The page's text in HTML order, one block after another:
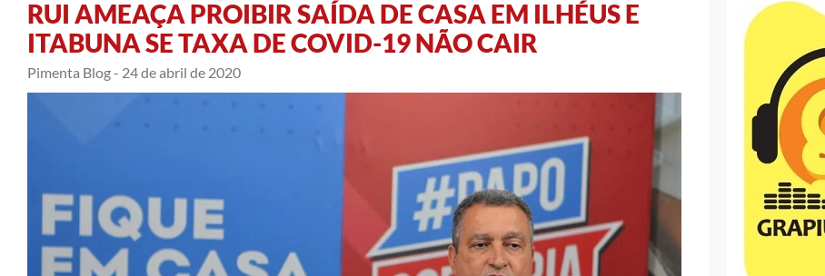
RUI AMEAÇA PROIBIR SAÍDA DE CASA EM ILHÉUS E
ITABUNA SE TAXA DE COVID-19 NÃO CAIR
Pimenta Blog - 24 de abril de 2020